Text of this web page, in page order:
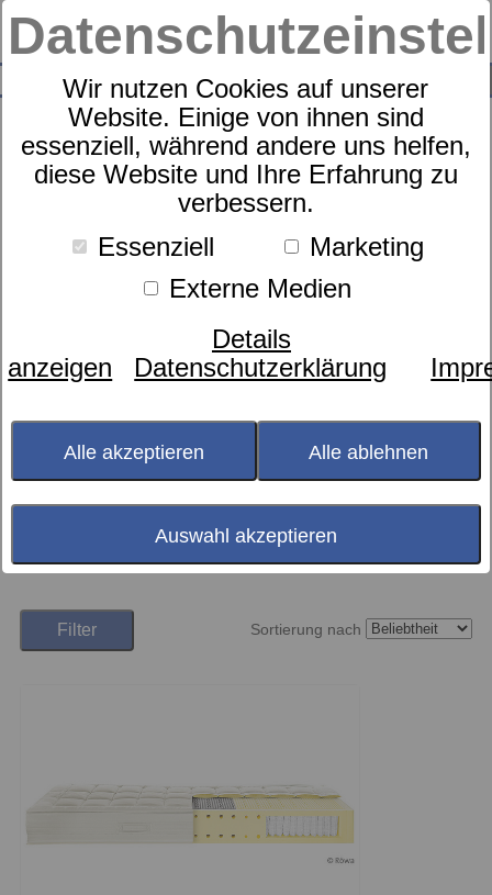
Wir nutzen Cookies auf unserer
Website. Einige von ihnen sind
essenziell, während andere uns helfen,
diese Website und Ihre Erfahrung zu
verbessern.
Essenziell
Marketing
Externe Medien
Details
anzeigen
Datenschutzerklärung
Alle akzeptieren Alle ablehnen
Auswahl akzeptieren
SUCHE
0
Produkte SCHLAFEN Matratze Röwa 1Produkte
Röwa
Wenn Ihr Körper beim Liegen lächelt und immer wieder
sanft nachwippt, dann hat das auch mit Wissenschaft zu
Forschung, aber auch mit der Reaktionsweise und der
der Alb verschiedene, robuste Bettsysteme mit optimalem
Filter Sortierung nach